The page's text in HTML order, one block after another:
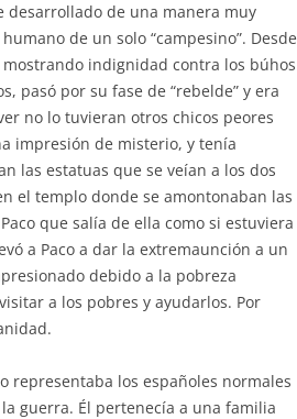
desarrollado de una manera muy
de un solo “campesino”. Desde
indignidad contra los búhos
pasó por su fase de “rebelde” y era
no lo tuvieran otros chicos peores
impresión de misterio, y tenía
las estatuas que se veían a los dos
el templo donde se amontonaban las
que salía de ella como si estuviera
a Paco a dar la extremaunción a un
debido a la pobreza
a los pobres y ayudarlos. Por
representaba los españoles normales
guerra. Él pertenecía a una familia